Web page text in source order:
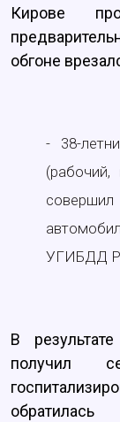
Кирове
обгоне
- 38-
УГИБДД
В
получил